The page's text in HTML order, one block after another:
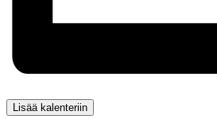
Lisää kalenteriin